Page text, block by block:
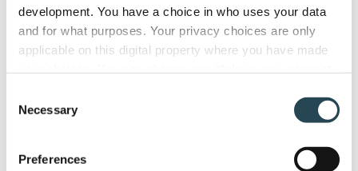
development. You have a choice in who uses your data
and for what purposes. Your privacy choices are only
applicable on this digital property where you have made
the Privacy trigger icon.
Collect information about your geographical
Selection
Necessary
Preferences
Strategisch toezicht - De rol verschuift van het
uitvoeren van het zware werk naar het overzien
van AI, het integreren van de output en het bieden
van de strategische menselijke laag die AI niet kan
Naarmate AI meer technische taken uitvoert,